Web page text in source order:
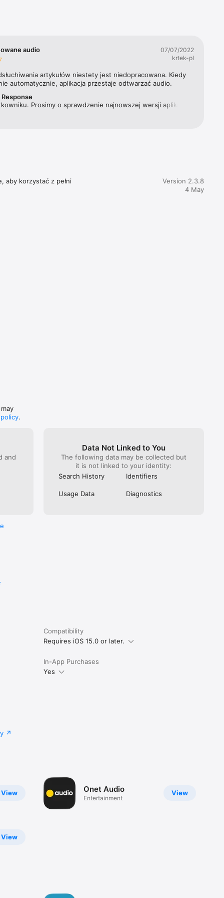
audio
07/07/2022
krtek-pl
artykułów niestety jest niedopracowana. Kiedy
automatycznie, aplikacja przestaje odtwarzać audio.
Prosimy o sprawdzenie najnowszej wersji aplikacji.
aby korzystać z pełni
Version 2.3.8
4 May
.
and
Data Not Linked to You
The following data may be collected but
it is not linked to your identity:
Search History
Identifiers
Usage Data Diagnostics
Compatibility
Requires iOS 15.0 or later.
In-App Purchases
Yes
View
View
View
Onet Audio
Entertainment